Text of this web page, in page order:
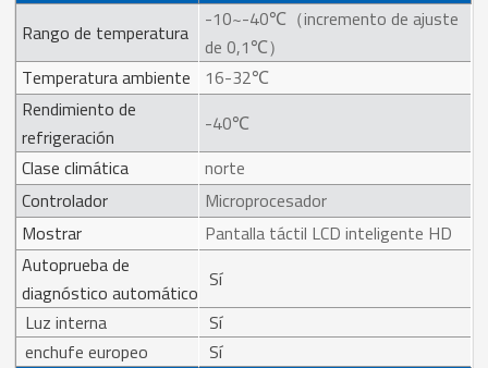
Rango de temperatura
-10~-40℃（incremento de ajuste
de 0,1℃）
Temperatura ambiente
16-32℃
Rendimiento de
refrigeración
-40℃
Clase climática
norte
Controlador
Microprocesador
Mostrar
Pantalla táctil LCD inteligente HD
Autoprueba de
diagnóstico automático
Sí
Luz interna
Sí
enchufe europeo
Sí